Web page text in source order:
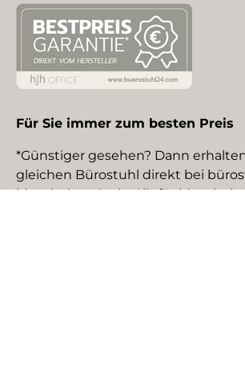
Für Sie immer zum besten Preis
*Günstiger gesehen? Dann
gleichen Bürostuhl direkt bei
identischen Preis. Gilt für